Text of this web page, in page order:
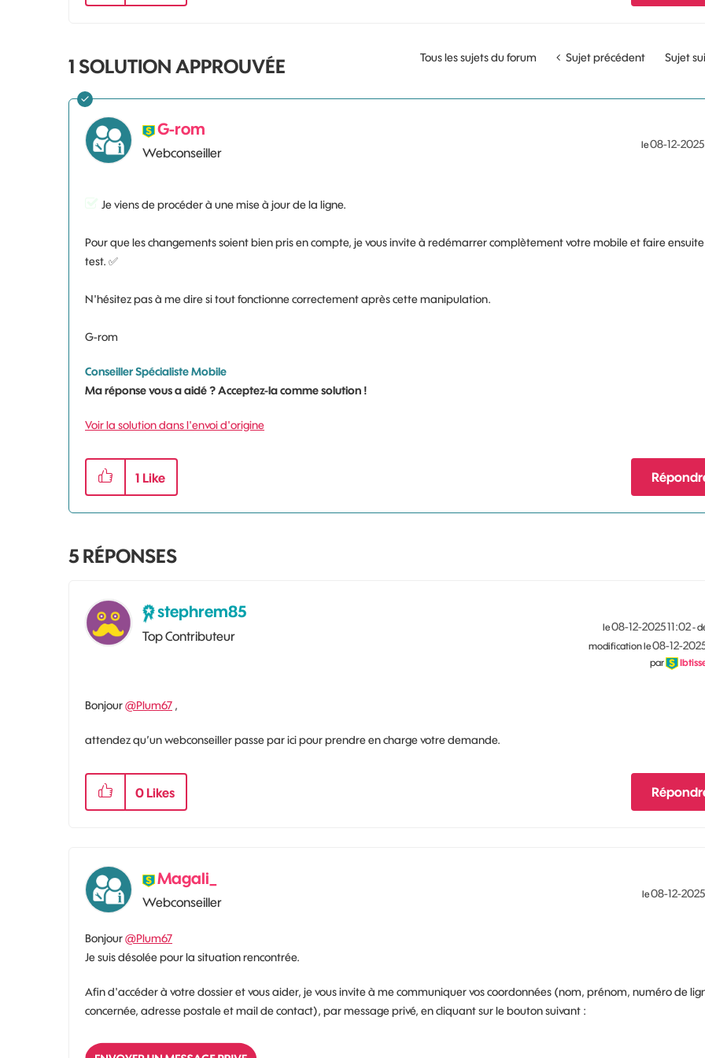
Tous les sujets du forum Sujet précédent Sujet
1 SOLUTION APPROUVÉE
G-rom
Webconseiller
le‎08-12-2025
Je viens de procéder à une mise à jour de la ligne.
Pour que les changements soient bien pris en compte, je vous invite à redémarrer complètement votre mobile et faire
test. ✅
N'hésitez pas à me dire si tout fonctionne correctement après cette manipulation.
G-rom
Conseiller Spécialiste Mobile
Ma réponse vous a aidé ? Acceptez-la comme solution !
Voir la solution dans l'envoi d'origine
1 Like
5 RÉPONSES
stephrem85
Top Contributeur
le‎08-12-202511:02-
modification le‎08-12-
par
Bonjour@Plum67 ,
attendez qu’un webconseiller passe par ici pour prendre en charge votre demande.
0 Likes
Magali_
Webconseiller
le‎08-12-2025
Bonjour@Plum67
Je suis désolée pour la situation rencontrée.
Afin d'accéder à votre dossier et vous aider, je vous invite à me communiquer vos coordonnées (nom, prénom, numéro de
concernée, adresse postale et mail de contact), par message privé, en cliquant sur le bouton suivant :